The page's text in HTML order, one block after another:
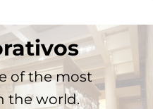
of the most
the world.